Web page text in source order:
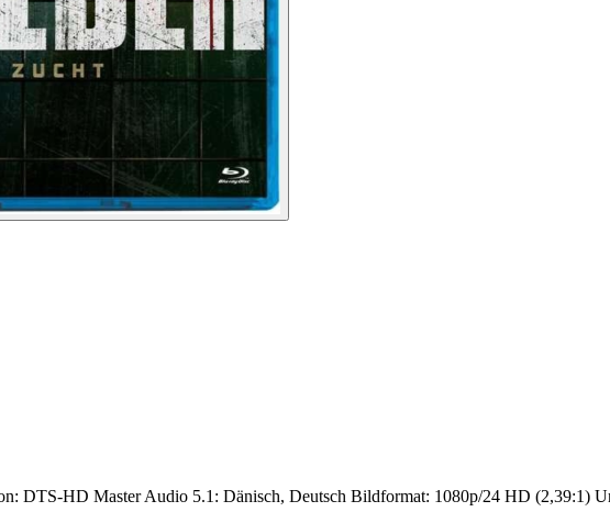
DTS-HD Master Audio 5.1: Dänisch, Deutsch Bildformat: 1080p/24 HD (2,39:1)